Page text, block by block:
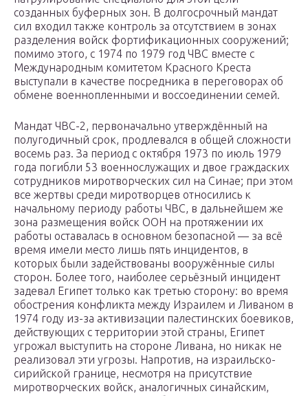
созданных буферных зон. В долгосрочный мандат
сил входил также контроль за отсутствием в зонах
разделения войск фортификационных сооружений;
помимо этого, с 1974 по 1979 год ЧВС вместе с
Международным комитетом Красного Креста
выступали в качестве посредника в переговорах об
обмене военнопленными и воссоединении семей.
Мандат ЧВС-2, первоначально утверждённый на
полугодичный срок, продлевался в общей сложности
восемь раз. За период с октября 1973 по июль 1979
года погибли 53 военнослужащих и двое граждаских
сотрудников миротворческих сил на Синае; при этом
все жертвы среди миротворцев относились к
начальному периоду работы ЧВС, в дальнейшем же
зона размещения войск ООН на протяжении их
работы оставалась в основном безопасной — за всё
время имели место лишь пять инцидентов, в
которых были задействованы вооружённые силы
сторон. Более того, наиболее серьёзный инцидент
задевал Египет только как третью сторону: во время
обострения конфликта между Израилем и Ливаном в
1974 году из-за активизации палестинских боевиков,
действующих с территории этой страны, Египет
угрожал выступить на стороне Ливана, но никак не
реализовал эти угрозы. Напротив, на израильско-
сирийской границе, несмотря на присутствие
миротворческих войск, аналогичных синайским,